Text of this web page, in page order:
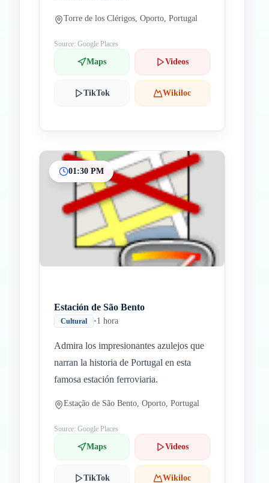
Torre de los Clérigos, Oporto, Portugal
Source: Google Places
Maps Videos
TikTok Wikiloc
01:30 PM
Estación de São Bento
Cultural •1 hora
Admira los impresionantes azulejos que
narran la historia de Portugal en esta
famosa estación ferroviaria.
Estação de São Bento, Oporto, Portugal
Source: Google Places
Maps Videos
TikTok Wikiloc